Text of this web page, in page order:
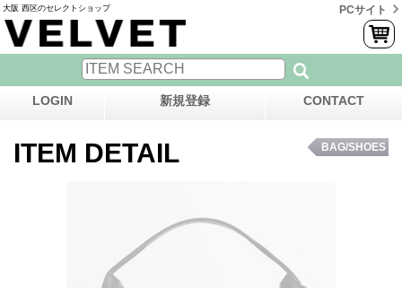
大阪 西区のセレクトショップ PCサイト
LOGIN 新規登録 CONTACT
ITEM DETAIL BAG/SHOES